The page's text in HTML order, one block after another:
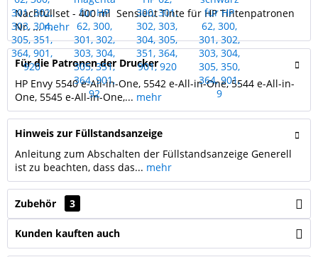
Nachfüllset - 400 ml Sensient Tinte für HP Tintenpatronen
Nr. ...mehr
Für die Patronen der Drucker
HP Envy 5540 e-All-in-One, 5542 e-All-in-One, 5544 e-All-in-
One, 5545 e-All-in-One,... mehr
Hinweis zur Füllstandsanzeige
Anleitung zum Abschalten der Füllstandsanzeige Generell
ist zu beachten, dass das... mehr
Zubehör 3
Kunden kauften auch